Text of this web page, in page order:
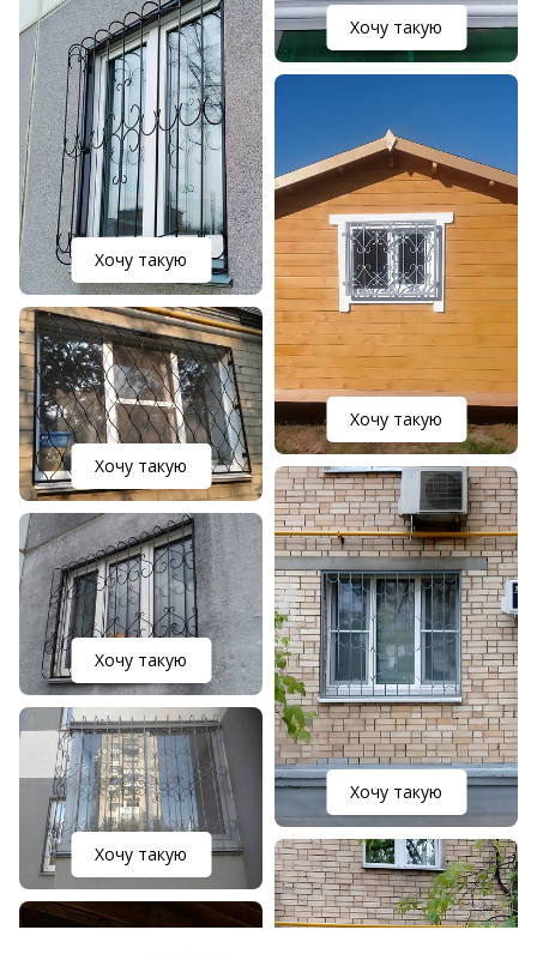
Хочу такую
Хочу такую
Хочу такую
Хочу такую
Хочу такую
Хочу такую
Хочу такую